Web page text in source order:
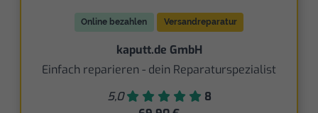
Online bezahlen Versandreparatur
kaputt.de GmbH
Einfach reparieren - dein Reparaturspezialist
5,0
8